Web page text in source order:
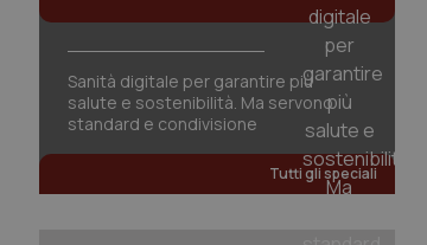
Sanità digitale per garantire più
salute e sostenibilità. Ma servono
standard e condivisione
Tutti gli speciali